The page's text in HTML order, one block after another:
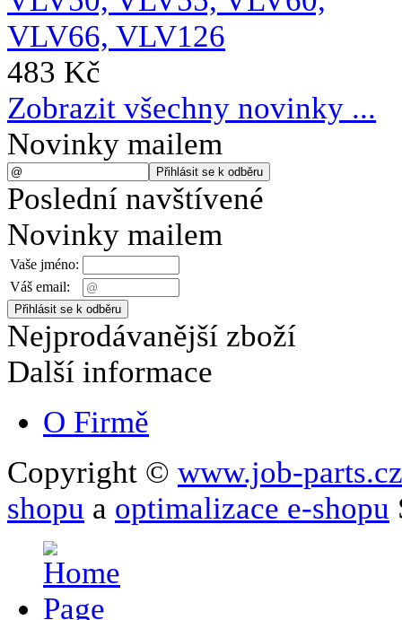
483 Kč
Zobrazit všechny novinky ...
Novinky mailem
Poslední navštívené
Novinky mailem
Vaše jméno:
Váš email:
Nejprodávanější zboží
Další informace
O Firmě
Copyright © www.job-parts.cz
shopu a optimalizace e-shopu